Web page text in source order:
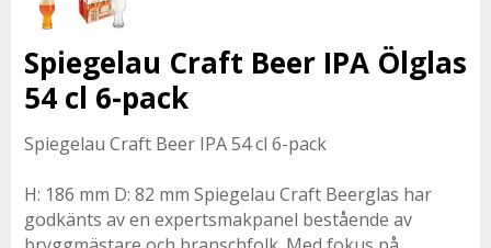
Spiegelau Craft Beer IPA Ölglas
54 cl 6-pack
Spiegelau Craft Beer IPA 54 cl 6-pack
H: 186 mm D: 82 mm Spiegelau Craft Beerglas har
godkänts av en expertsmakpanel bestående av